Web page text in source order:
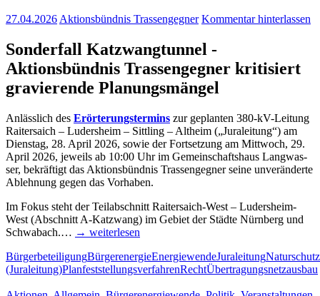
27.04.2026 Aktionsbündnis Trassengegner Kommentar hinterlassen
Son­der­fall Katzwangtunnel -
Akti­ons­bünd­nis Tras­sen­geg­ner kri­ti­siert
gra­vie­ren­de Planungsmängel
Anläss­lich des Erör­te­rungs­ter­mins zur geplan­ten 380-kV-Lei­­tung
Rai­ter­saich – Luders­heim – Sitt­ling – Alt­heim („Jura­lei­tung“) am
Diens­tag, 28. April 2026, sowie der Fort­set­zung am Mitt­woch, 29.
April 2026, jeweils ab 10:00 Uhr im Gemein­schafts­haus Lang­was­
ser, bekräf­tigt das Akti­ons­bünd­nis Tras­sen­geg­ner sei­ne unver­än­der­te
Ableh­nung gegen das Vorhaben.
Im Fokus steht der Teil­ab­schnitt Rai­­ter­­saich-West – Luder­s­heim-
West (Abschnitt A‑Katzwang) im Gebiet der Städ­te Nürn­berg und
Schwa­bach.… → wei­ter­le­sen
BürgerbeteiligungBürgerenergieEnergiewendeJuraleitungNaturschutz
(Juraleitung)PlanfeststellungsverfahrenRechtÜbertragungsnetzausbau